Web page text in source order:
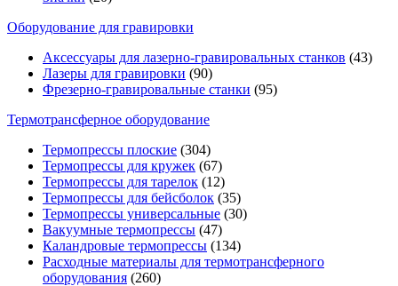
Оборудование для гравировки
Аксессуары для лазерно-гравировальных станков (43)
Лазеры для гравировки (90)
Фрезерно-гравировальные станки (95)
Термотрансферное оборудование
Термопрессы плоские (304)
Термопрессы для кружек (67)
Термопрессы для тарелок (12)
Термопрессы для бейсболок (35)
Термопрессы универсальные (30)
Вакуумные термопрессы (47)
Каландровые термопрессы (134)
Расходные материалы для термотрансферного
оборудования (260)